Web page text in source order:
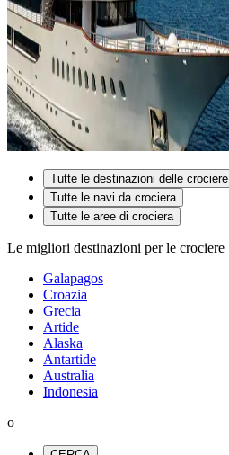
Tutte le destinazioni delle crociere
Tutte le navi da crociera
Tutte le aree di crociera
Le migliori destinazioni per le crociere
Galapagos
Croazia
Grecia
Artide
Alaska
Antartide
Australia
Indonesia
o